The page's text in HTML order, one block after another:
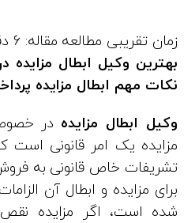
بهترین وکیل ابطال مزایده
نکات مهم ابطال مزایده
وکیل ابطال مزایده در
مزایده یک امر قانونی است
تشریفات خاص قانونی به
برای مزایده و ابطال آن
شده است، اگر مزایده